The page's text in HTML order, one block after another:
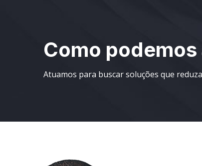
Como
Atuamos para buscar soluções que